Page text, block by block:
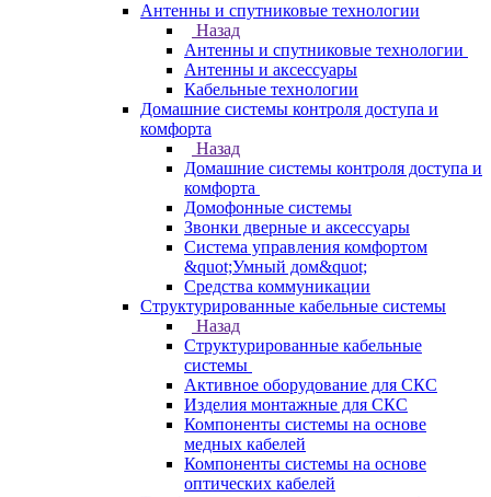
Антенны и спутниковые технологии
Назад
Антенны и спутниковые технологии
Антенны и аксессуары
Кабельные технологии
Домашние системы контроля доступа и
комфорта
Назад
Домашние системы контроля доступа и
комфорта
Домофонные системы
Звонки дверные и аксессуары
Система управления комфортом
&quot;Умный дом&quot;
Средства коммуникации
Структурированные кабельные системы
Назад
Структурированные кабельные
системы
Активное оборудование для СКС
Изделия монтажные для СКС
Компоненты системы на основе
медных кабелей
Компоненты системы на основе
оптических кабелей